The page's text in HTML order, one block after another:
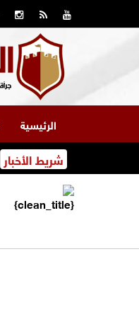
الرئيسية
شريط الأخبار